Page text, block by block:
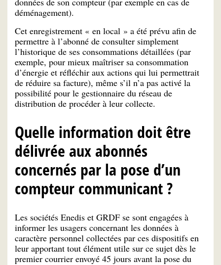
déménagement).
Cet enregistrement « en local » a été prévu afin de
permettre à l’abonné de consulter simplement
l’historique de ses consommations détaillées (par
exemple, pour mieux maîtriser sa consommation
d’énergie et réfléchir aux actions qui lui permettrait
de réduire sa facture), même s’il n’a pas activé la
possibilité pour le gestionnaire du réseau de
distribution de procéder à leur collecte.
Quelle information doit être
délivrée aux abonnés
concernés par la pose d’un
compteur communicant ?
Les sociétés Enedis et GRDF se sont engagées à
informer les usagers concernant les données à
caractère personnel collectées par ces dispositifs en
leur apportant tout élément utile sur ce sujet dès le
premier courrier envoyé 45 jours avant la pose du